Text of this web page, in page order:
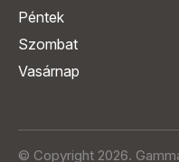
Péntek
Szombat
Vasárnap
© Copyright 2026.